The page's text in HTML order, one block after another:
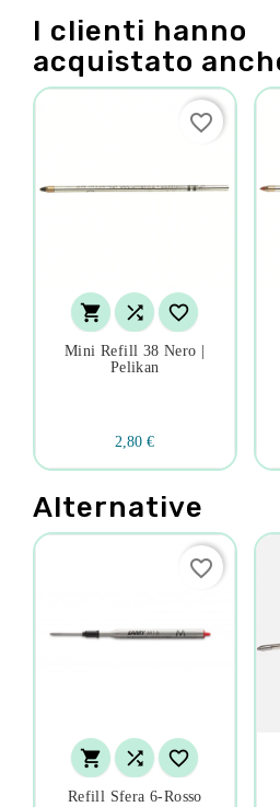
I clienti hanno
acquistato
  
Mini Refill 38 Nero |
Pelikan
2,80 €
favorite_border
Alternative
  
Refill Sfera 6-Rosso
favorite_border